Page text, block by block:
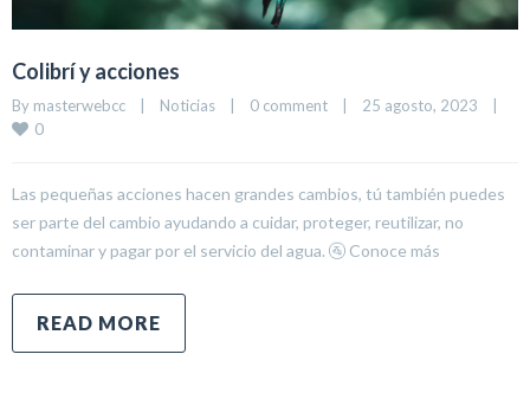
Colibrí y acciones
By masterwebcc | Noticias | 0 comment | 25 agosto, 2023 |
0
Las pequeñas acciones hacen grandes cambios, tú también puedes
ser parte del cambio ayudando a cuidar, proteger, reutilizar, no
contaminar y pagar por el servicio del agua. 🚰 Conoce más
READ MORE